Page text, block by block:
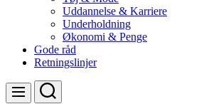
Uddannelse & Karriere
Underholdning
Økonomi & Penge
Gode råd
Retningslinjer
Menu Search